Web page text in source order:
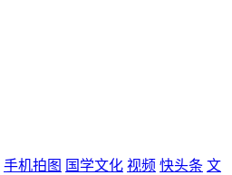
手机拍图 国学文化 视频 快头条 文